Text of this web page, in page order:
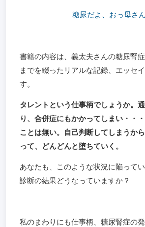
糖尿だよ、おっ母さ
書籍の内容は、義太夫さんの糖尿腎
までを綴ったリアルな記録、エッセ
す。
タレントという仕事柄でしょうか。
り、合併症にもかかってしまい・・
ことは無い。自己判断してしまうか
って、どんどんと堕ちていく。
あなたも、このような状況に陥って
診断の結果どうなっていますか？
私のまわりにも仕事柄、糖尿腎症の